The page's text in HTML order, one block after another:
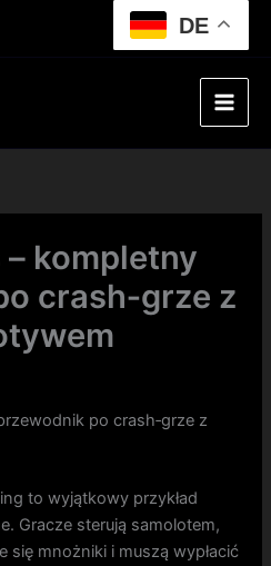
DE
kompletny
crash‑grze z
po crash‑grze z
to wyjątkowy przykład
Gracze sterują samolotem,
się mnożniki i muszą wypłacić